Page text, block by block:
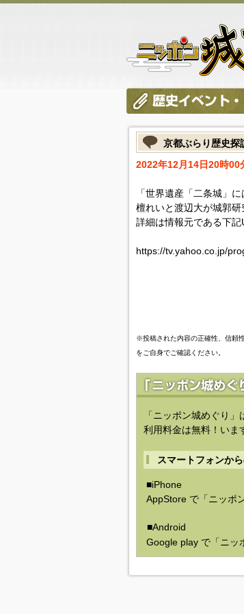
京都ぶらり歴史探
2022年12月14日20時00
「世界遺産「二条城」
檀れいと渡辺大が城郭研
詳細は情報元である下記
https://tv.yahoo.co.jp/
※投稿された内容の正確性、信頼
をご自身でご確認ください。
「ニッポン城めぐり
利用料金は無料！いま
スマートフォンか
■iPhone
AppStore で「ニッポ
■Android
Google play で「ニッ